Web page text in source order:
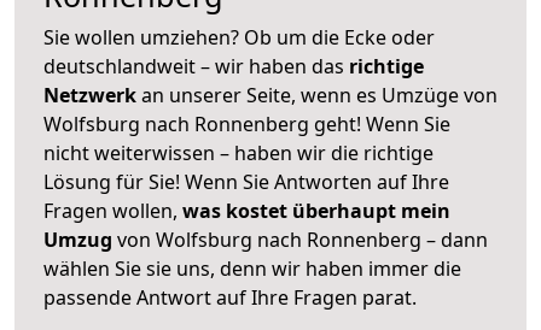
Sie wollen umziehen? Ob um die Ecke oder
deutschlandweit – wir haben das richtige
Netzwerkan unserer Seite, wenn es Umzüge von
Wolfsburg nach Ronnenberg geht! Wenn Sie
nicht weiterwissen – haben wir die richtige
Lösung für Sie! Wenn Sie Antworten auf Ihre
Fragen wollen, was kostet überhaupt mein
Umzug von Wolfsburg nach Ronnenberg – dann
wählen Sie sie uns, denn wir haben immer die
passende Antwort auf Ihre Fragen parat.